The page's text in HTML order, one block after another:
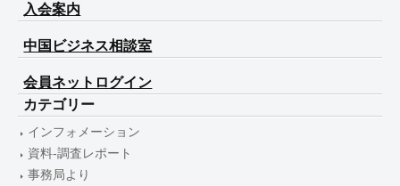
入会案内
中国ビジネス相談室
会員ネットログイン
カテゴリー
インフォメーション
資料-調査レポート
事務局より